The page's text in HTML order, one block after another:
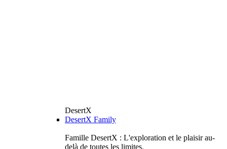
DesertX
DesertX Family
Famille DesertX : L'exploration et le plaisir au-
delà de toutes les limites.